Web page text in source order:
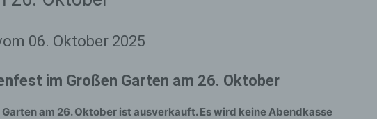
06. Oktober 2025
im Großen Garten am 26. Oktober
am 26. Oktober ist ausverkauft. Es wird keine Abendkasse